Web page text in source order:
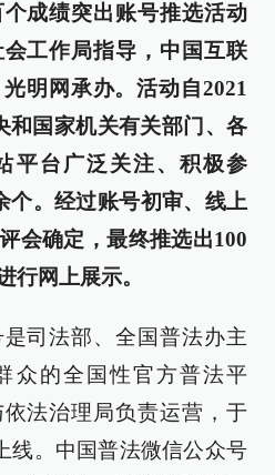
成绩突出账号推选活动
工作局指导，中国互联
明网承办。活动自2021
和国家机关有关部门、各
平台广泛关注、积极参
个。经过账号初审、线上
会确定，最终推选出100
行网上展示。
司法部、全国普法办主
众的全国性官方普法平
法治理局负责运营，于
线。中国普法微信公众号